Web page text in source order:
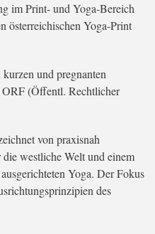
im Print- und Yoga-Bereich
österreichischen Yoga-Print
und pregnanten
(Öffentl. Rechtlicher
von praxisnah
westliche Welt und einem
Yoga. Der Fokus
des